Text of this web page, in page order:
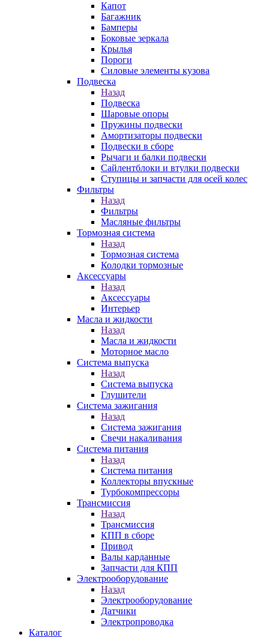
Капот
Багажник
Бамперы
Боковые зеркала
Крылья
Пороги
Силовые элементы кузова
Подвеска
Назад
Подвеска
Шаровые опоры
Пружины подвески
Амортизаторы подвески
Подвески в сборе
Рычаги и балки подвески
Сайлентблоки и втулки подвески
Ступицы и запчасти для осей колес
Фильтры
Назад
Фильтры
Масляные фильтры
Тормозная система
Назад
Тормозная система
Колодки тормозные
Аксессуары
Назад
Аксессуары
Интерьер
Масла и жидкости
Назад
Масла и жидкости
Моторное масло
Система выпуска
Назад
Система выпуска
Глушители
Система зажигания
Назад
Система зажигания
Свечи накаливания
Система питания
Назад
Система питания
Коллекторы впускные
Турбокомпрессоры
Трансмиссия
Назад
Трансмиссия
КПП в сборе
Привод
Валы карданные
Запчасти для КПП
Электрооборудование
Назад
Электрооборудование
Датчики
Электропроводка
Каталог